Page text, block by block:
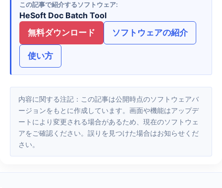
この記事で紹介するソフトウェア
HeSoft Doc Batch Tool
無料ダウンロード
ソフトウェアの紹介
使い方
内容に関する注記：この記事は公開時点のソフトウェアバ
ージョンをもとに作成しています。画面や機能はアップデ
ートにより変更される場合があるため、現在のソフトウェ
アをご確認ください。誤りを見つけた場合はお知らせくだ
さい。